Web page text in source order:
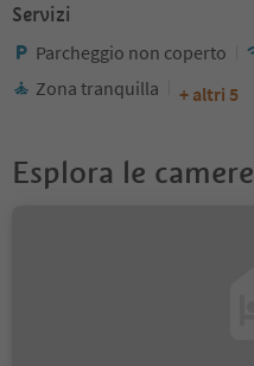
Servizi
Parcheggio non coperto
Zona tranquilla
+ altri 5
Esplora le camere